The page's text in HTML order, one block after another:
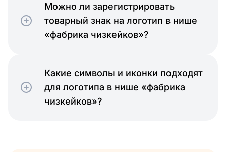
Можно ли зарегистрировать
товарный знак на логотип в нише
«фабрика чизкейков»?
Какие символы и иконки подходят
для логотипа в нише «фабрика
чизкейков»?